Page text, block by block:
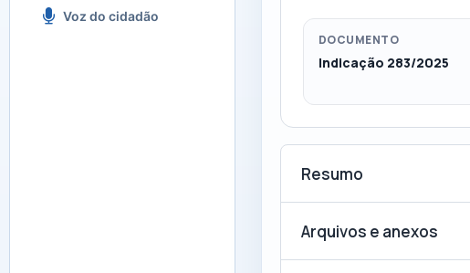
Voz do cidadão
DOCUMENTO
Indicação 283/2025
Resumo
Arquivos e anexos